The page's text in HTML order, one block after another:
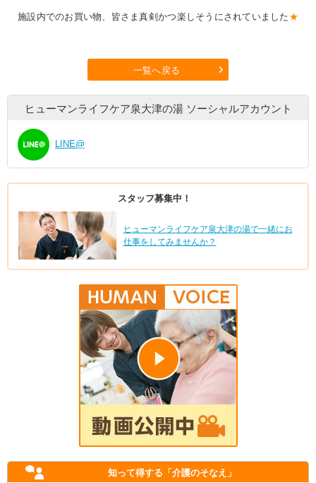
施設内でのお買い物、皆さま真剣かつ楽しそうにされていました ★
一覧へ戻る
ヒューマンライフケア泉大津の湯 ソーシャルアカウント
LINE@
スタッフ募集中！
ヒューマンライフケア泉大津の湯で一緒にお
仕事をしてみませんか？
知って得する 「介護のそなえ」